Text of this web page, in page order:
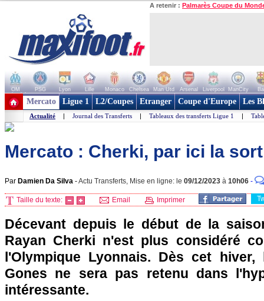
A retenir : Palmarès Coupe du
OM PSG Lyon Lille Monaco Chelsea Man Utd Arsenal Liverpool ManCity
+ de clubs
Mercato Ligue 1 L2/Coupes Etranger Coupe d'Europe Les
Actualité | Journal des Transferts | Tableaux des transferts Ligue 1 |
Mercato : Cherki, par ici la
Par Damien Da Silva -Actu Transferts, Mise en ligne: le 09/12/2023 à 10h06 -
Taille du texte: Email Imprimer
Décevant depuis le début de la
Rayan Cherki n'est plus considéré
l'Olympique Lyonnais. Dès cet
Gones ne sera pas retenu dans
intéressante.